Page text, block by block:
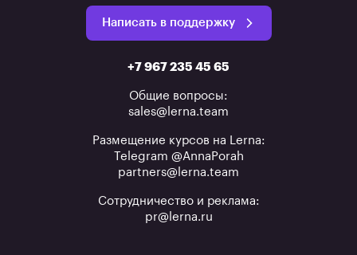
Написать в поддержку
+7 967 235 45 65
Общие вопросы:
sales@lerna.team
Размещение курсов на Lerna:
Telegram @AnnaPorah
partners@lerna.team
Сотрудничество и реклама:
pr@lerna.ru